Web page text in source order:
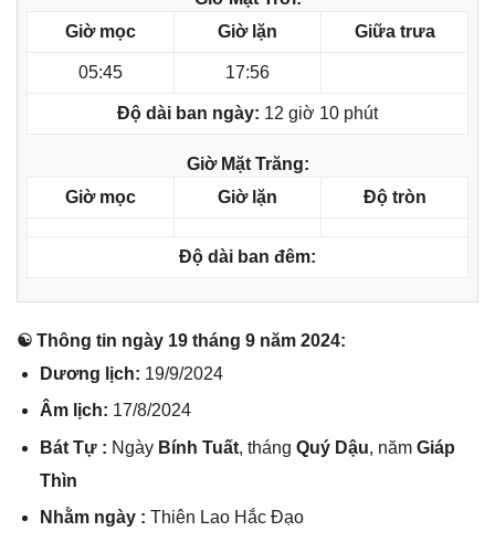
Giờ mọc
Giờ lặn Giữa trưa
05:45 17:56
Độ dài ban ngày: 12 giờ 10 phút
Giờ Mặt Trăng:
Giờ mọc
Giờ lặn Độ tròn
Độ dài ban đêm:
☯ Thônɡ tin ngày 19 thánɡ 9 năm 2024:
Dươnɡ lịch: 19/9/2024
Âm lịch: 17/8/2024
Bát Tự : Ngày Bính Tuất, thánɡ Quý Dậu, năm Giáp
Thìn
Nhằm ngày : Thiên Lao Hắc Đạo